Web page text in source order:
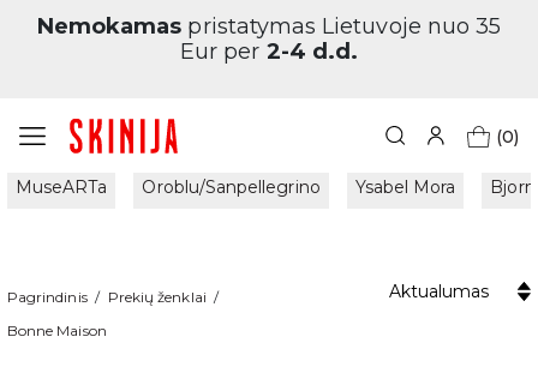
Nemokamas pristatymas Lietuvoje nuo 35
Eur per 2-4 d.d.
(0)
MuseARTa Oroblu/Sanpellegrino Ysabel Mora
Pagrindinis
Prekių ženklai
Bonne Maison
Aktualumas